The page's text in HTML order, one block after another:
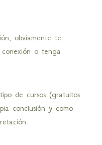
obviamente te
o tenga
de cursos (gratuitos
conclusión y como